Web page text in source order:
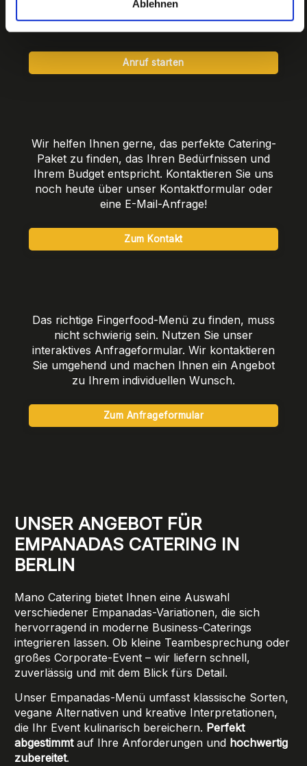
Ablehnen
Ihnen gerne bei der Auswahl des perfekten
Anruf starten
Wir helfen Ihnen gerne, das perfekte Catering-
Paket zu finden, das Ihren Bedürfnissen und
Ihrem Budget entspricht. Kontaktieren Sie uns
noch heute über unser Kontaktformular oder
eine E-Mail-Anfrage!
Zum Kontakt
Das richtige Fingerfood-Menü zu finden, muss
nicht schwierig sein. Nutzen Sie unser
interaktives Anfrageformular. Wir kontaktieren
Sie umgehend und machen Ihnen ein Angebot
zu Ihrem individuellen Wunsch.
Zum Anfrageformular
UNSER ANGEBOT FÜR
EMPANADAS CATERING IN
BERLIN
Mano Catering bietet Ihnen eine Auswahl
verschiedener Empanadas-Variationen, die sich
hervorragend in moderne Business-Caterings
integrieren lassen. Ob kleine Teambesprechung oder
großes Corporate-Event – wir liefern schnell,
zuverlässig und mit dem Blick fürs Detail.
Unser Empanadas-Menü umfasst klassische Sorten,
vegane Alternativen und kreative Interpretationen,
die Ihr Event kulinarisch bereichern. Perfekt
abgestimmtauf Ihre Anforderungen und hochwertig
zubereitet.